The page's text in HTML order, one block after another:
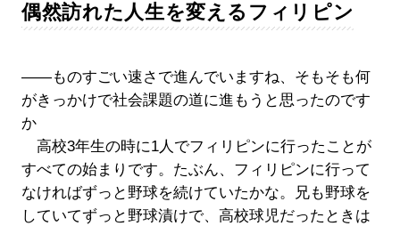
偶然訪れた人生を変えるフィリピン
――ものすごい速さで進んでいますね、そもそも何
がきっかけで社会課題の道に進もうと思ったのです
か
高校3年生の時に1人でフィリピンに行ったことが
すべての始まりです。たぶん、フィリピンに行って
なければずっと野球を続けていたかな。兄も野球を
していてずっと野球漬けで、高校球児だったときは